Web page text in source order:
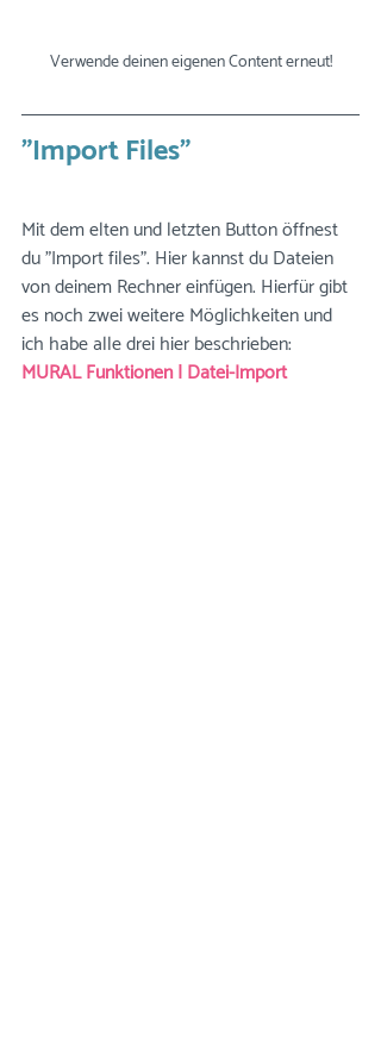
Verwende deinen eigenen Content erneut!
"Import Files"
Mit dem elten und letzten Button öffnest
du "Import files". Hier kannst du Dateien
von deinem Rechner einfügen. Hierfür gibt
es noch zwei weitere Möglichkeiten und
ich habe alle drei hier beschrieben:
MURAL Funktionen | Datei-Import